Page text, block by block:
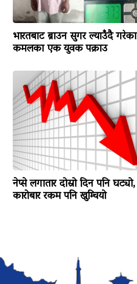
भारतबाट ब्राउन सुगर ल्याउँदै गरेका
कमलका एक युवक पक्राउ
नेप्से लगातार दोस्रो दिन पनि घट्यो,
कारोबार रकम पनि खुम्चियो